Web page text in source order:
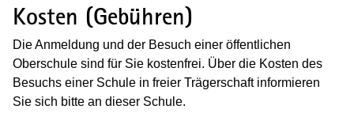
Kosten (Gebühren)
Die Anmeldung und der Besuch einer öffentlichen
Oberschule sind für Sie kostenfrei. Über die Kosten des
Besuchs einer Schule in freier Trägerschaft informieren
Sie sich bitte an dieser Schule.